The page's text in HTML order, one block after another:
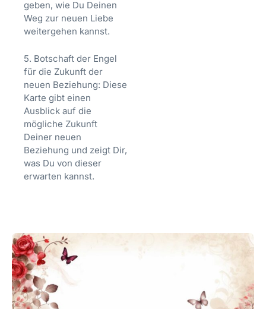
geben, wie Du Deinen
Weg zur neuen Liebe
weitergehen kannst.
5. Botschaft der Engel
für die Zukunft der
neuen Beziehung: Diese
Karte gibt einen
Ausblick auf die
mögliche Zukunft
Deiner neuen
Beziehung und zeigt Dir,
was Du von dieser
erwarten kannst.